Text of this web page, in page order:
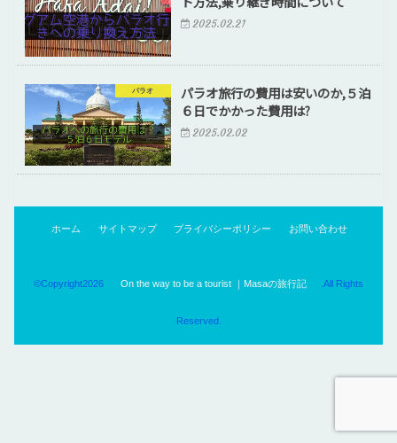
2025.02.21
パラオ
パラオ旅行の費用は安いのか,５泊
６日でかかった費用は?
2025.02.02
ホーム サイトマップ プライバシーポリシー お問い合わせ
©Copyright2026 On the way to be a tourist ｜Masaの旅行記 .All Rights
Reserved.